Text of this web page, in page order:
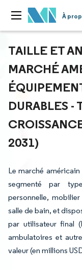
À
TAILLE ET
MARCHÉ
DURABLES -
2031)
Le marché
segmenté par
personnelle,
salle de bain, et
par utilisateur final
ambulatoires et
valeur (en millions